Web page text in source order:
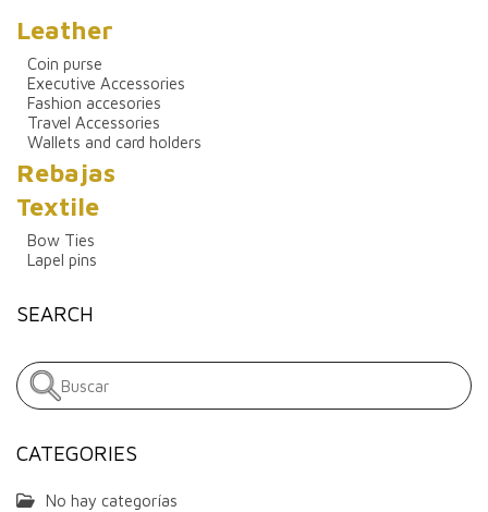
Leather
Coin purse
Executive Accessories
Fashion accesories
Travel Accessories
Wallets and card holders
Rebajas
Textile
Bow Ties
Lapel pins
SEARCH
CATEGORIES
No hay categorías